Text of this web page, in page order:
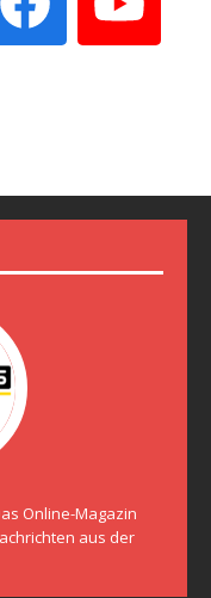
Online-Magazin
aus der